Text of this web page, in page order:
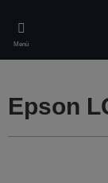
main
content
Menü
Epson